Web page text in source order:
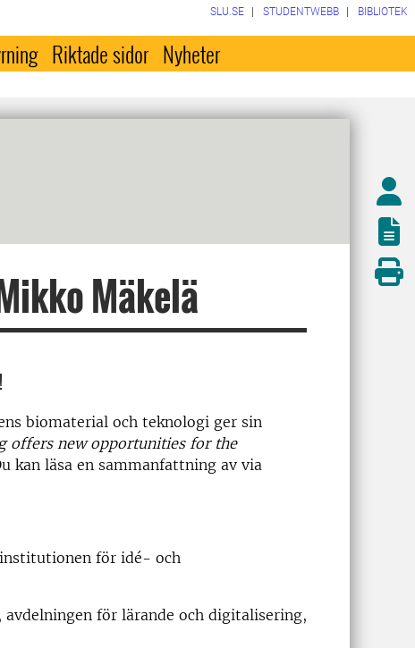
SLU.SE STUDENTWEBB BIBLIOTEK
Riktade sidor Nyheter
Mäkelä
biomaterial och teknologi ger sin
offers new opportunities for the
kan läsa en sammanfattning av via
för idé- och
avdelningen för lärande och digitalisering,